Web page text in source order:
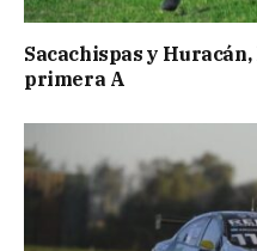
Sacachispas y
primera A